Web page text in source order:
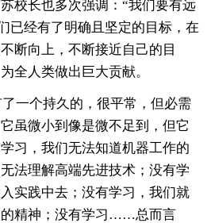
校长也多次强调：“我们要有远
已经有了明确且坚定的目标，在
断向上，不断接近自己的目
全人类做出巨大贡献。
个持久的，很平常，但必需
虽微小到像是微不足到，但它
习，我们无法知道机器工作的
法理解高端先进技术；没有学
实践中去；没有学习，我们就
的精神；没有学习……总而言